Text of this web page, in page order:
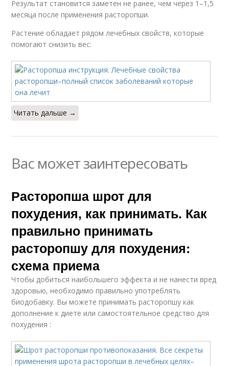
Результат становится заметен не ранее, чем через 1–1,5
месяца после применения расторопши.
Растение обладает рядом лечебных свойств, которые
помогают снизить вес:
Читать дальше →
Вас может заинтересовать
Расторопша шрот для
похудения, как принимать. Как
правильно принимать
расторопшу для похудения:
схема приема
Чтобы добиться наибольшего эффекта и не нанести вред
здоровью, необходимо правильно употреблять
биодобавку. Вы можете принимать расторопшу как
дополнение к диете или самостоятельное средство для
похудения :